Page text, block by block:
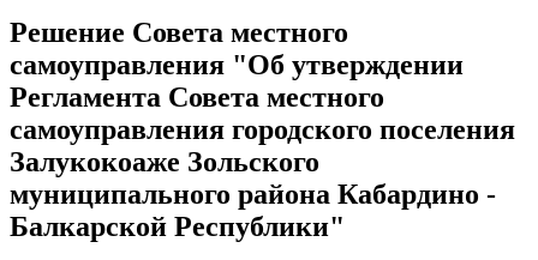
Решение Совета местного
самоуправления "Об утверждении
Регламента Совета местного
самоуправления городского поселения
Залукокоаже Зольского
муниципального района Кабардино -
Балкарской Республики"